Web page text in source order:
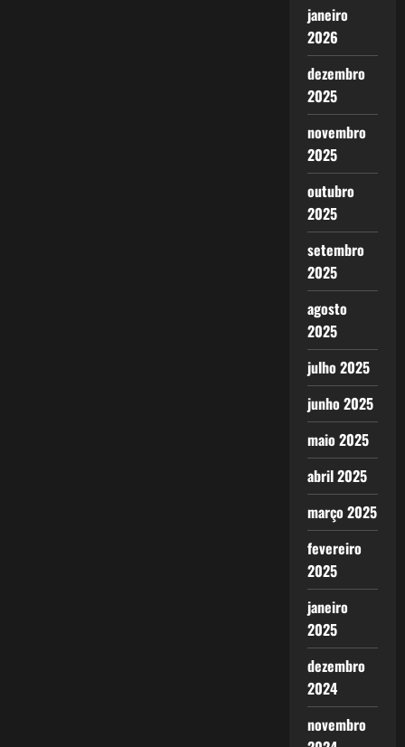
janeiro
2026
dezembro
2025
novembro
2025
outubro
2025
setembro
2025
agosto
2025
julho 2025
junho 2025
maio 2025
abril 2025
março 2025
fevereiro
2025
janeiro
2025
dezembro
2024
novembro